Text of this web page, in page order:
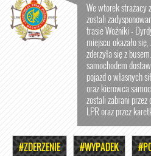
We wtorek strażacy
zostali
trasie Woźniki -
miejscu okazało
zderzyła się z
samochodem
pojazd o własnych
oraz kierowca
zostali zabrani przez
LPR oraz przez
#ZDERZENIE #WYPADEK